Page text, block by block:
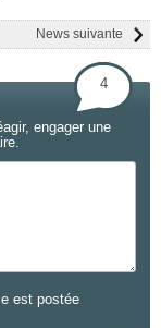
News suivante
4
engager une
est postée